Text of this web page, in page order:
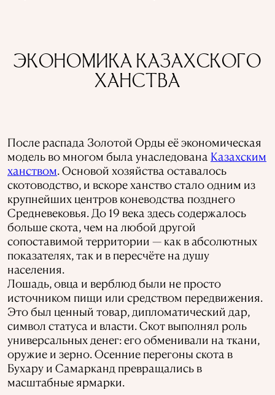
ЭКОНОМИКА КАЗАХСКОГО
ХАНСТВА
После распада Золотой Орды её экономическая
модель во многом была унаследована Казахским
ханством. Основой хозяйства оставалось
скотоводство, и вскоре ханство стало одним из
крупнейших центров коневодства позднего
Средневековья. До 19 века здесь содержалось
больше скота, чем на любой другой
сопоставимой территории — как в абсолютных
показателях, так и в пересчёте на душу
населения.
Лошадь, овца и верблюд были не просто
источником пищи или средством передвижения.
Это был ценный товар, дипломатический дар,
символ статуса и власти. Скот выполнял роль
универсальных денег: его обменивали на ткани,
оружие и зерно. Осенние перегоны скота в
Бухару и Самарканд превращались в
масштабные ярмарки.